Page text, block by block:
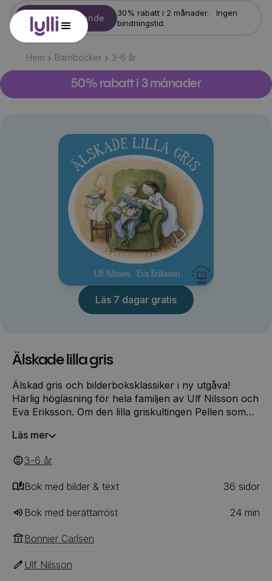
Starta erbjudande
30% rabatt i 2 månader. Ingen
bindningstid.
Hem Barnböcker 3-6 år
50% rabatt i 3 månader
Läs 7 dagar gratis
Älskade lilla gris
Älskad gris och bilderboksklassiker i ny utgåva!
Härlig högläsning för hela familjen av Ulf Nilsson och
Eva Eriksson. Om den lilla griskultingen Pellen som
Pellen från första stund. De syr en pyjamas med
blir som deras lillebror. Men Pellen växer och växer.
Till slut är han jättestor och får inte plats!
Läs mer
3-6 ‎‎ år
Bok med bilder & text 36 ‎‎ sidor
Bok med berättarröst 24 min
Bonnier Carlsen
Ulf Nilsson